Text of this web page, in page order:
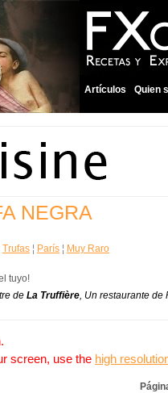
Artículos Quien
NEGRA
Trufas ¦ París ¦ Muy Raro
tuyo!
de La Truffière, Un restaurante de
.
screen, use the high